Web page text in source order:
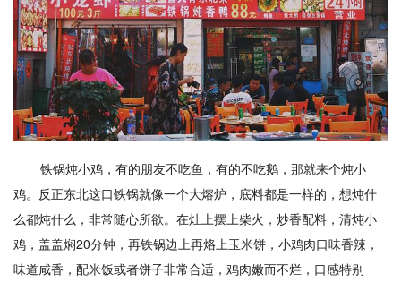
铁锅炖小鸡，有的朋友不吃鱼，有的不吃鹅，那就来个炖小
鸡。反正东北这口铁锅就像一个大熔炉，底料都是一样的，想炖什
么都炖什么，非常随心所欲。在灶上摆上柴火，炒香配料，清炖小
鸡，盖盖焖20分钟，再铁锅边上再烙上玉米饼，小鸡肉口味香辣，
味道咸香，配米饭或者饼子非常合适，鸡肉嫩而不烂，口感特别